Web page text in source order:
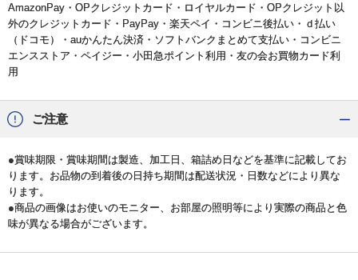
AmazonPay・OPクレジットカード・ロイヤルカード・OPクレジット以
外のクレジットカード・PayPay・楽天ペイ・コンビニ後払い・ｄ払い
（ドコモ）・auかんたん決済・ソフトバンクまとめて支払い・コンビニ
エンスストア・ペイジー・小田急ポイント利用・友の会お買物カード利
用
ご注意
●賞味期限・賞味期間は製造、加工日、箱詰め日などを基準に記載してお
ります。お品物の到着後の日持ち期間は配送状況・日数などにより異な
ります。
●商品の画像はお使いのモニター、お部屋の照明等により実際の商品と色
味が異なる場合がございます。